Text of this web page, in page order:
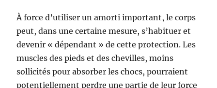
À force d’utiliser un amorti important, le corps
peut, dans une certaine mesure, s’habituer et
devenir « dépendant » de cette protection. Les
muscles des pieds et des chevilles, moins
sollicités pour absorber les chocs, pourraient
potentiellement perdre une partie de leur force